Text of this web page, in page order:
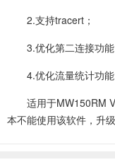
2.支持tracert；
3.优化第二连接功能
4.优化流量统计功能
适用于MW150RM
本不能使用该软件，升